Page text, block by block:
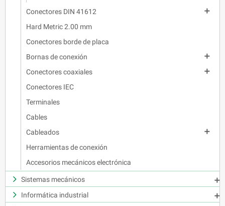
Conectores DIN 41612

Hard Metric 2.00 mm
Conectores borde de placa
Bornas de conexión

Conectores coaxiales

Conectores IEC
Terminales
Cables
Cableados

Herramientas de conexión
Accesorios mecánicos electrónica
Sistemas mecánicos

Informática industrial
